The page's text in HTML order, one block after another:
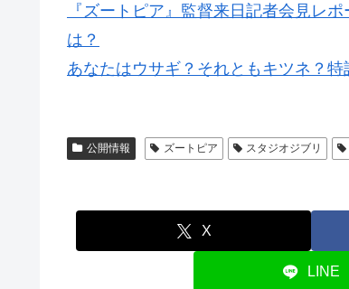
『ズートピア』監督来日記者会見レ
は？
あなたはウサギ？それともキツネ？
公開情報 ズートピア スタジオジブリ
X
LINE